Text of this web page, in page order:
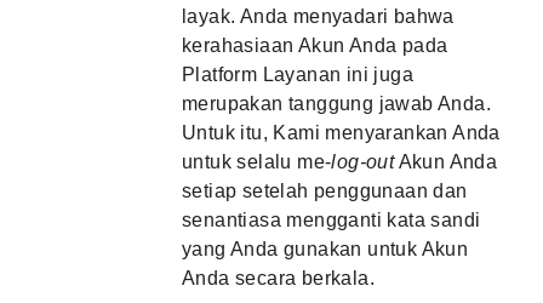
layak. Anda menyadari bahwa
kerahasiaan Akun Anda pada
Platform Layanan ini juga
merupakan tanggung jawab Anda.
Untuk itu, Kami menyarankan Anda
untuk selalu me-log-outAkun Anda
setiap setelah penggunaan dan
senantiasa mengganti kata sandi
yang Anda gunakan untuk Akun
Anda secara berkala.